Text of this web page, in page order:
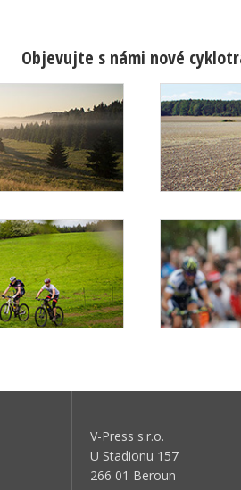
Objevujte s námi nové
V-Press s.r.o.
U Stadionu 157
266 01 Beroun